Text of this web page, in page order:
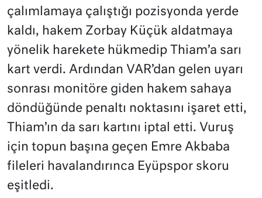
çalımlamaya çalıştığı pozisyonda yerde
kaldı, hakem Zorbay Küçük aldatmaya
yönelik harekete hükmedip Thiam’a sarı
kart verdi. Ardından VAR’dan gelen uyarı
sonrası monitöre giden hakem sahaya
döndüğünde penaltı noktasını işaret etti,
Thiam’ın da sarı kartını iptal etti. Vuruş
için topun başına geçen Emre Akbaba
fileleri havalandırınca Eyüpspor skoru
eşitledi.